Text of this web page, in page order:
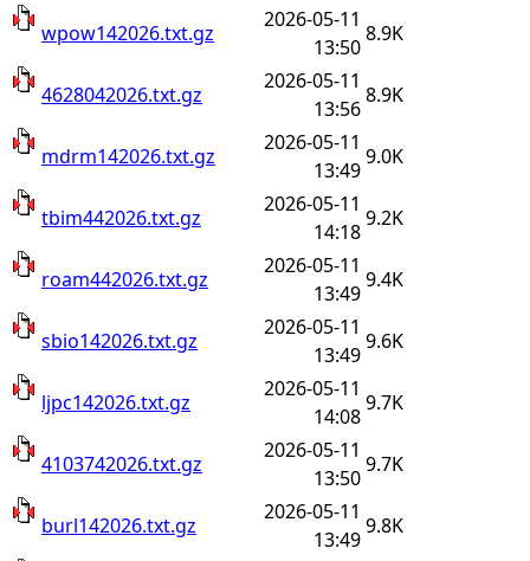
wpow142026.txt.gz
2026-05-11
13:50
8.9K
4628042026.txt.gz
2026-05-11
13:56
8.9K
mdrm142026.txt.gz
2026-05-11
13:49
9.0K
tbim442026.txt.gz
2026-05-11
14:18
9.2K
roam442026.txt.gz
2026-05-11
13:49
9.4K
sbio142026.txt.gz
2026-05-11
13:49
9.6K
ljpc142026.txt.gz
2026-05-11
14:08
9.7K
4103742026.txt.gz
2026-05-11
13:50
9.7K
burl142026.txt.gz
2026-05-11
13:49
9.8K